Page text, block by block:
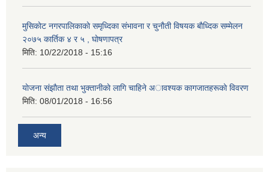
मुसिकाेट नगरपालिकाकाे समृध्दिका संभावना र चुनाैती विषयक बाैध्दिक सम्मेलन
२०७५ कार्तिक ४ र ५ , घाेषणापत्र
मिति: 10/22/2018 - 15:16
याेजना संझाैता तथा भुक्तानीकाे लागि चाहिने अावश्यक कागजातहरूकाे विवरण
मिति: 08/01/2018 - 16:56
अन्य